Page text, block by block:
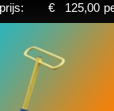
€ 125,00